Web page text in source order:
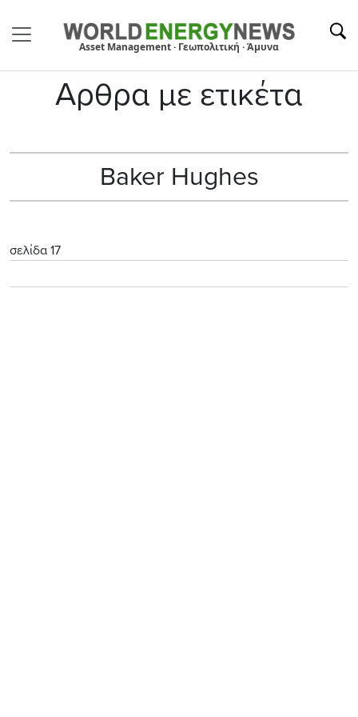
Asset Management · Γεωπολιτική · Άμυνα
Αρθρα με ετικέτα
Baker Hughes
σελίδα 17